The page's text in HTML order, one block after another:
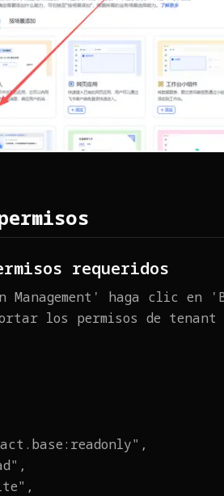
requeridos
Management' haga clic
los permisos de